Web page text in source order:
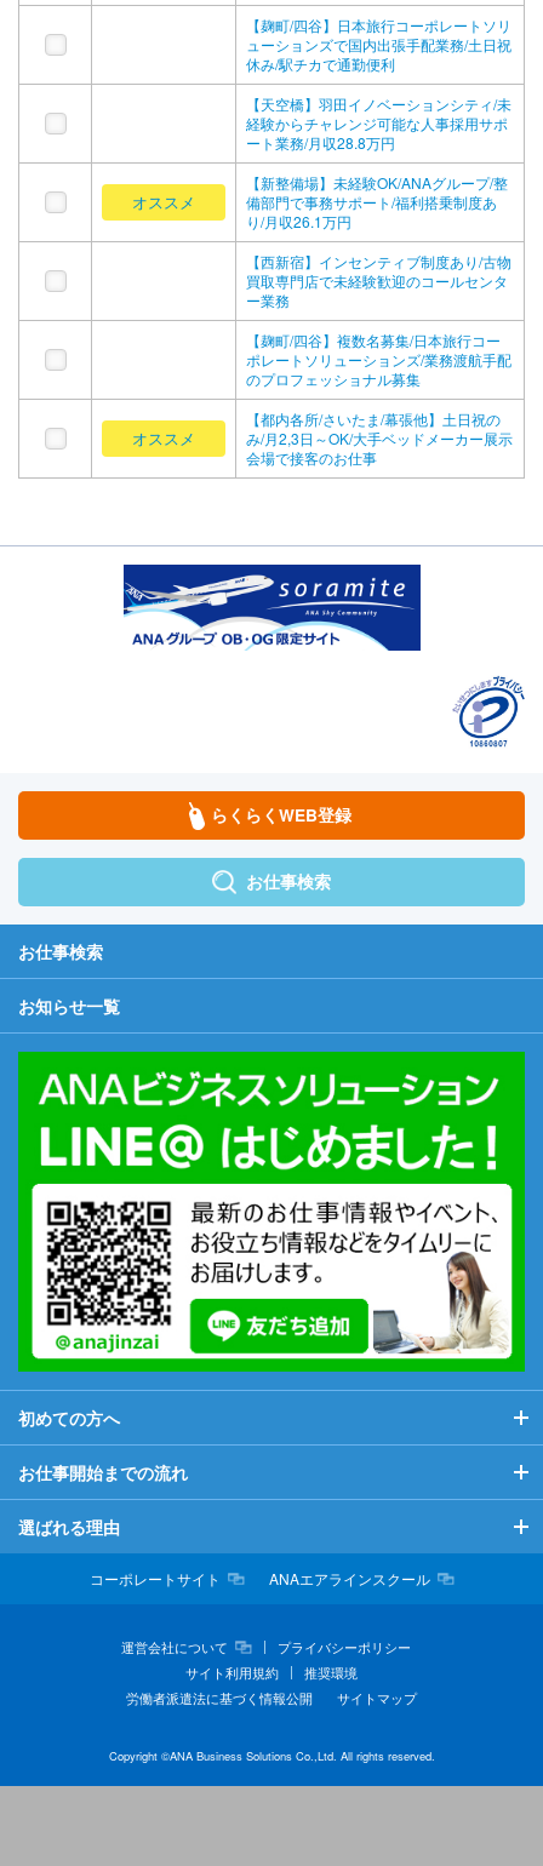
【麹町/四谷】日本旅行コーポレートソリ
ューションズで国内出張手配業務/土日祝
休み/駅チカで通勤便利
【天空橋】羽田イノベーションシティ/未
経験からチャレンジ可能な人事採用サポ
ート業務/月収28.8万円
オススメ
【新整備場】未経験OK/ANAグループ/整
備部門で事務サポート/福利搭乗制度あ
り/月収26.1万円
【西新宿】インセンティブ制度あり/古物
買取専門店で未経験歓迎のコールセンタ
ー業務
【麹町/四谷】複数名募集/日本旅行コー
ポレートソリューションズ/業務渡航手配
のプロフェッショナル募集
オススメ
【都内各所/さいたま/幕張他】土日祝の
み/月2,3日～OK/大手ベッドメーカー展示
会場で接客のお仕事
らくらくWEB登録
お仕事検索
お仕事検索
お知らせ一覧
初めての方へ
初めての方へ
当社が初めての方へ
希望のお仕事につくために
職業紹介について
お仕事開始までの流れ
お仕事開始までの流れ
マイページについて
選ばれる理由
選ばれる理由コーポレートサイト ANAエアラインスクール
運営会社について
プライバシーポリシー
サイト利用規約
推奨環境
労働者派遣法に基づく情報公開
サイトマップ
Copyright ©ANA Business Solutions Co.,Ltd. All rights reserved.